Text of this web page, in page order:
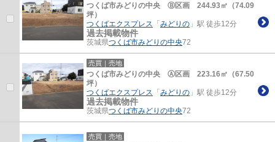
つくば市みどりの中央 Ⓑ区画 244.93㎡（74.09
坪）
つくばエクスプレス 「 みどりの 」駅 徒歩12分
過去掲載物件
茨城県つくば市みどりの中央72
売買｜売地
つくば市みどりの中央 Ⓐ区画 223.16㎡（67.50
坪）
つくばエクスプレス 「 みどりの 」駅 徒歩12分
過去掲載物件
茨城県つくば市みどりの中央72
売買｜売地